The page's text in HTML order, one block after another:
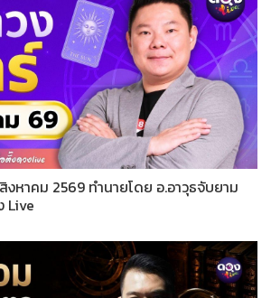
งหาคม 2569 ทำนายโดย อ.อาวุธจับยาม
Live